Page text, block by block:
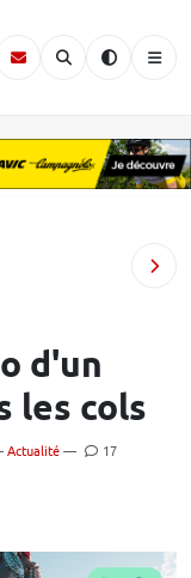
d'un
les cols
Actualité — 17